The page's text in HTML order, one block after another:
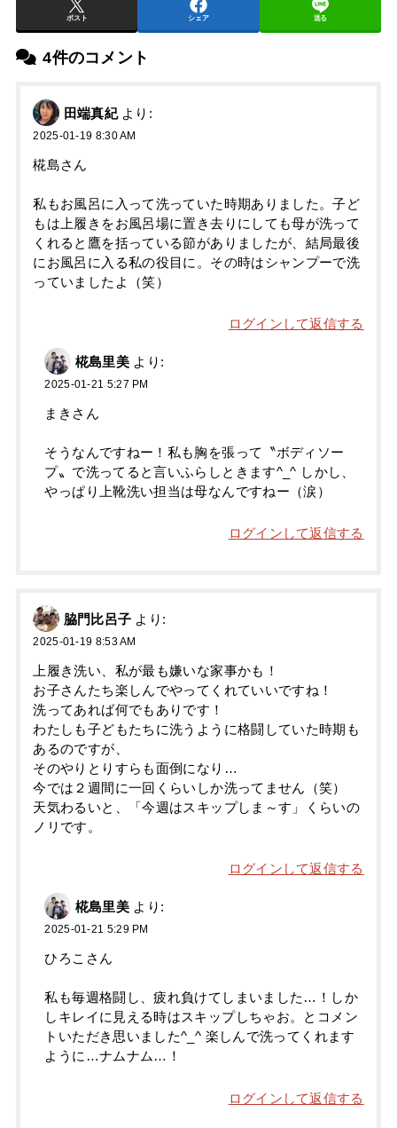
ポスト シェア 送る
4件のコメント
田端真紀 より:
2025-01-19 8:30 AM
椛島さん
私もお風呂に入って洗っていた時期ありました。子ど
もは上履きをお風呂場に置き去りにしても母が洗って
くれると鷹を括っている節がありましたが、結局最後
にお風呂に入る私の役目に。その時はシャンプーで洗
っていましたよ（笑）
ログインして返信する
椛島里美 より:
2025-01-21 5:27 PM
まきさん
そうなんですねー！私も胸を張って〝ボディソー
プ〟で洗ってると言いふらしときます^_^ しかし、
やっぱり上靴洗い担当は母なんですねー（涙）
ログインして返信する
脇門比呂子 より:
2025-01-19 8:53 AM
上履き洗い、私が最も嫌いな家事かも！
お子さんたち楽しんでやってくれていいですね！
洗ってあれば何でもありです！
わたしも子どもたちに洗うように格闘していた時期も
あるのですが、
そのやりとりすらも面倒になり…
今では２週間に一回くらいしか洗ってません（笑）
天気わるいと、「今週はスキップしま～す」くらいの
ノリです。
ログインして返信する
椛島里美 より:
2025-01-21 5:29 PM
ひろこさん
私も毎週格闘し、疲れ負けてしまいました…！しか
しキレイに見える時はスキップしちゃお。とコメン
トいただき思いました^_^ 楽しんで洗ってくれます
ように…ナムナム…！
ログインして返信する